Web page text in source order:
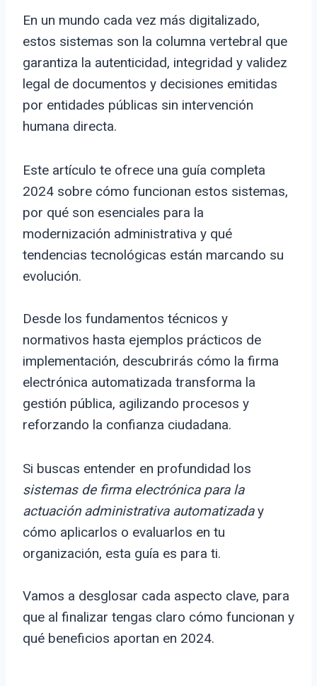
En un mundo cada vez más digitalizado,
estos sistemas son la columna vertebral que
garantiza la autenticidad, integridad y validez
legal de documentos y decisiones emitidas
por entidades públicas sin intervención
humana directa.
Este artículo te ofrece una guía completa
2024 sobre cómo funcionan estos sistemas,
por qué son esenciales para la
modernización administrativa y qué
tendencias tecnológicas están marcando su
evolución.
Desde los fundamentos técnicos y
normativos hasta ejemplos prácticos de
implementación, descubrirás cómo la firma
electrónica automatizada transforma la
gestión pública, agilizando procesos y
reforzando la confianza ciudadana.
Si buscas entender en profundidad los
sistemas de firma electrónica para la
actuación administrativa automatizaday
cómo aplicarlos o evaluarlos en tu
organización, esta guía es para ti.
Vamos a desglosar cada aspecto clave, para
que al finalizar tengas claro cómo funcionan y
qué beneficios aportan en 2024.